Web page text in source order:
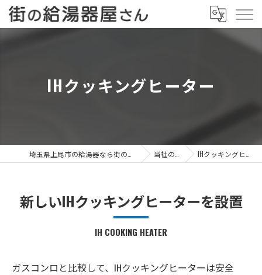
IHクッキングヒーター
当社の特徴 IHクッキングヒーター
新しいIHクッキングヒーターを設置
IH COOKING HEATER
ガスコンロと比較して、IHクッキングヒーターは安全